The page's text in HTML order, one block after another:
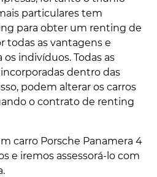
particulares tem
para obter um renting de
todas as vantagens e
indivíduos. Todas as
dentro das
podem alterar os carros
o contrato de renting
carro Porsche Panamera 4
e iremos assessorá-lo com